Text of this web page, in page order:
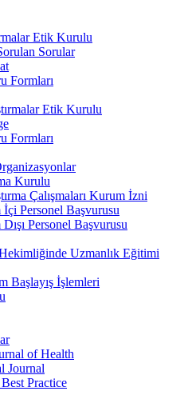
Etik Kurulu
Sorular
Formları
Etik Kurulu
Formları
Kurulu
Çalışmaları Kurum İzni
Personel Başvurusu
Personel Başvurusu
Uzmanlık Eğitimi
Başlayış İşlemleri
of Health
Journal
Practice